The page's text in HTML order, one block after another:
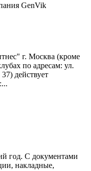
GenVik
г. Москва (кроме
по адресам: ул.
действует
год. С документами
накладные,